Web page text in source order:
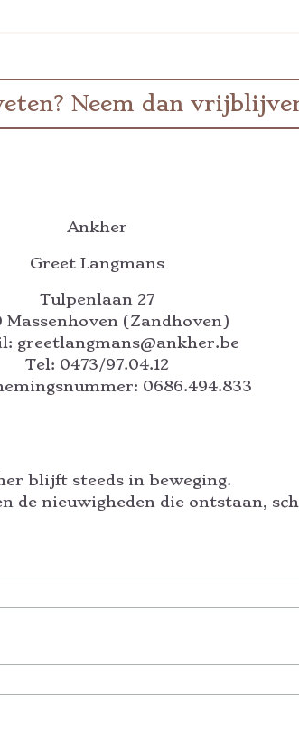
Neem dan
Ankher
Greet Langmans
Tulpenlaan 27
Massenhoven (Zandhoven)
greetlangmans@ankher.be
Tel: 0473/97.04.12
0686.494.833
blijft steeds in beweging.
de nieuwigheden die ontstaan,